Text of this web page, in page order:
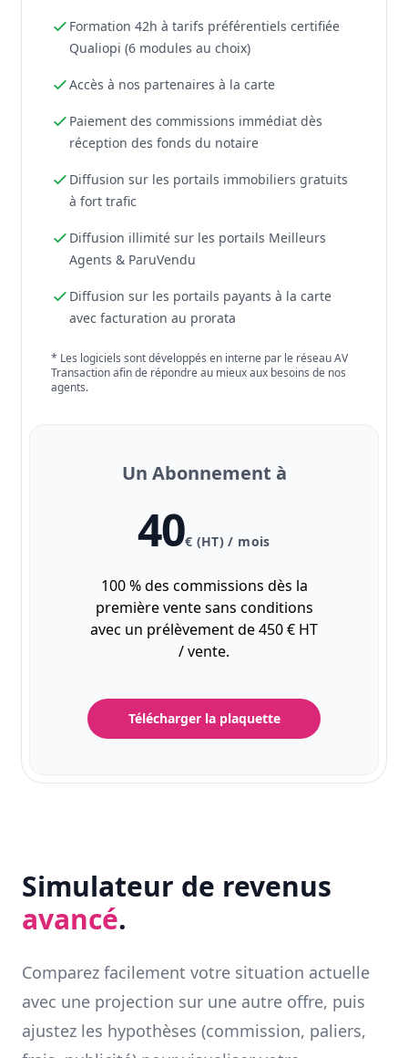
Formation 42h à tarifs préférentiels certifiée
Qualiopi (6 modules au choix)
Accès à nos partenaires à la carte
Paiement des commissions immédiat dès
réception des fonds du notaire
Diffusion sur les portails immobiliers gratuits
à fort trafic
Diffusion illimité sur les portails Meilleurs
Agents & ParuVendu
Diffusion sur les portails payants à la carte
avec facturation au prorata
* Les logiciels sont développés en interne par le réseau AV
Transaction afin de répondre au mieux aux besoins de nos
agents.
Un Abonnement à
40€ (HT) / mois
100 % des commissions dès la
première vente sans conditions
avec un prélèvement de 450 € HT
/ vente.
Télécharger la plaquette
Simulateur de revenus
avancé.
Comparez facilement votre situation actuelle
avec une projection sur une autre offre, puis
ajustez les hypothèses (commission, paliers,